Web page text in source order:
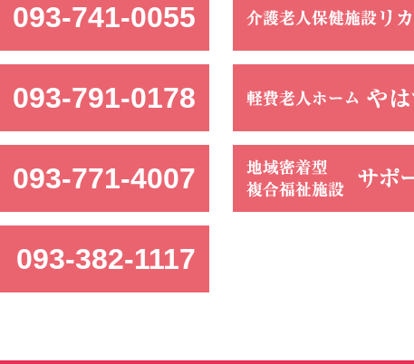
093-741-0055
093-791-0178
093-771-4007
093-382-1117